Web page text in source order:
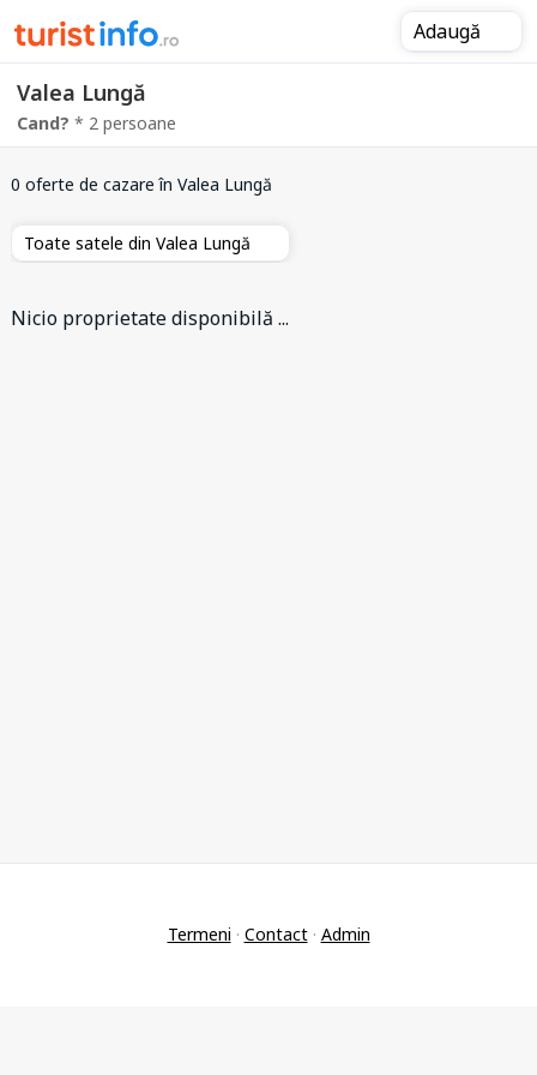
Adaugă
Valea Lungă
Cand? * 2 persoane
0 oferte de cazareîn Valea Lungă
Toate satele din Valea Lungă
Nicio proprietate disponibilă ...
Termeni · Contact· Admin